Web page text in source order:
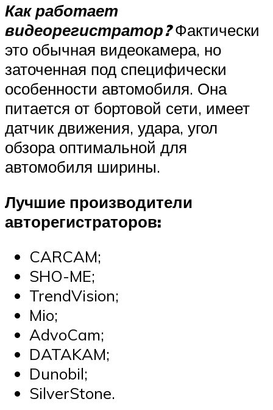
Как работает
видеорегистратор?Фактически
это обычная видеокамера, но
заточенная под специфически
особенности автомобиля. Она
питается от бортовой сети, имеет
датчик движения, удара, угол
обзора оптимальной для
автомобиля ширины.
Лучшие производители
авторегистраторов:
CARCAM;
SHO-ME;
TrendVision;
Mio;
AdvoCam;
DATAKAM;
Dunobil;
SilverStone.